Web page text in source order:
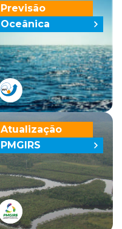
Previsão
Oceânica
Atualização
PMGIRS